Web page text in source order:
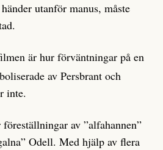
utanför manus, måste
är hur förväntningar på en
av Persbrant och
inte.
av ”alfahannen”
Odell. Med hjälp av flera